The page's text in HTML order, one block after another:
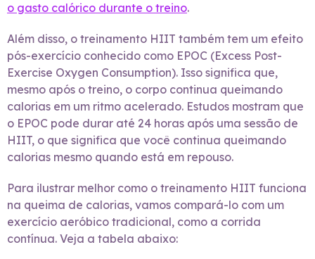
o gasto calórico durante o treino.
Além disso, o treinamento HIIT também tem um efeito
pós-exercício conhecido como EPOC (Excess Post-
Exercise Oxygen Consumption). Isso significa que,
mesmo após o treino, o corpo continua queimando
calorias em um ritmo acelerado. Estudos mostram que
o EPOC pode durar até 24 horas após uma sessão de
HIIT, o que significa que você continua queimando
calorias mesmo quando está em repouso.
Para ilustrar melhor como o treinamento HIIT funciona
na queima de calorias, vamos compará-lo com um
exercício aeróbico tradicional, como a corrida
contínua. Veja a tabela abaixo: